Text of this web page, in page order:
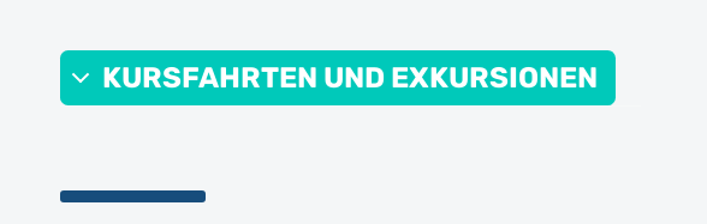
KURSFAHRTEN UND EXKURSIONEN